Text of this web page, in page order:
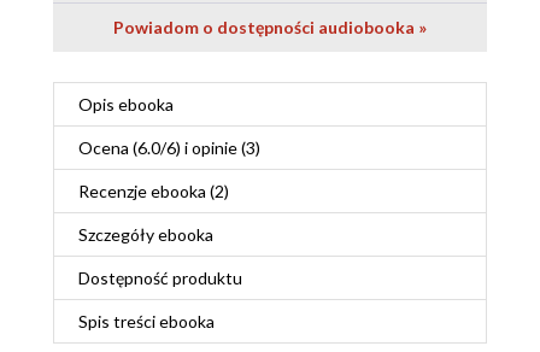
Powiadom o dostępności audiobooka »
Opis ebooka
Ocena (6.0/6) i opinie (3)
Recenzjeebooka (2)
Szczegółyebooka
Dostępność produktu
Spis treściebooka